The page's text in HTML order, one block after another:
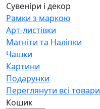
Сувеніри і декор
Рамки з маркою
Арт-листівки
Магніти та Наліпки
Чашки
Картини
Подарунки
Переглянути всі товари
Кошик